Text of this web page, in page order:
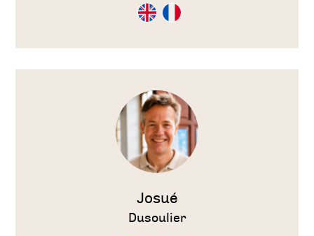
Consultation
en
Consultation
en
Voir
Josué
Dusoulier